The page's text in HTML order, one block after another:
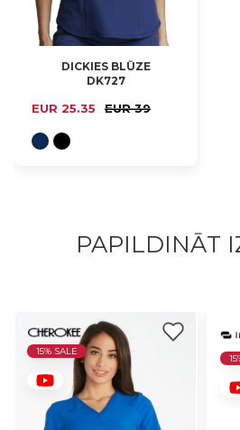
XL, 2XL, 3XL
DICKIES BLŪZE
DK727
EUR 25.35 EUR 39
PAPILDINĀT
15% SALE